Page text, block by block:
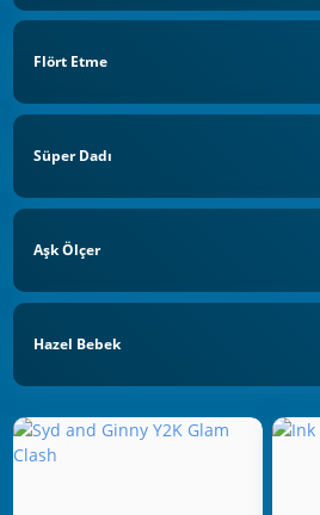
Flört Etme
Süper Dadı
Aşk Ölçer
Hazel Bebek